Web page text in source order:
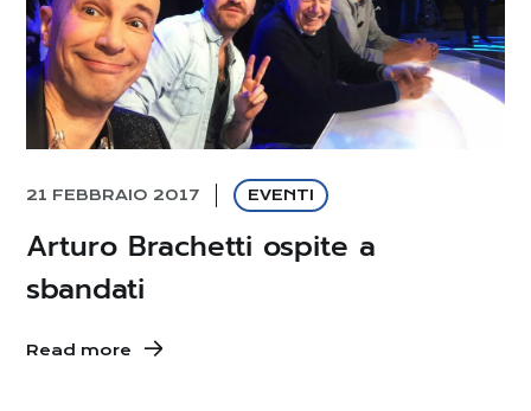
21 FEBBRAIO 2017 EVENTI
Arturo Brachetti ospite a
sbandati
Read more